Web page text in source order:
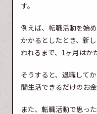
す。
例えば、転職活動を始
かかるとしたとき、新
われるまで、1ヶ月はか
そうすると、退職して
間生活できるだけのお金
また、転職活動で思っ